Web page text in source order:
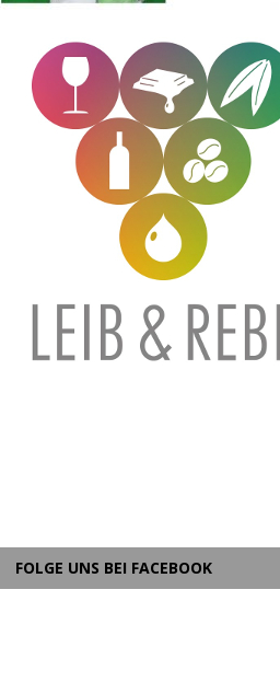
FOLGE UNS BEI FACEBOOK